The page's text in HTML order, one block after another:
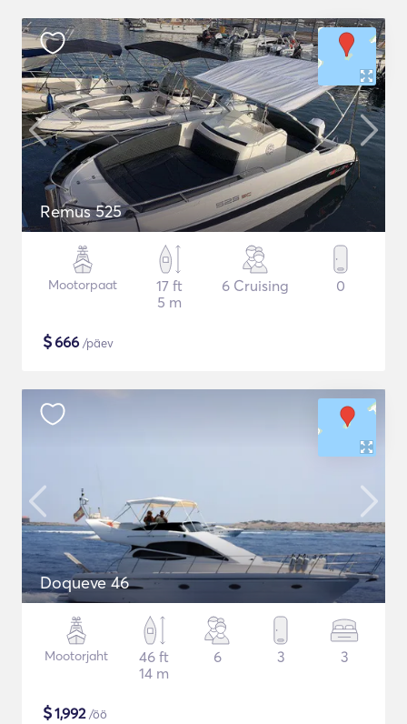
Remus 525
Mootorpaat
17 ft
5 m
6 Cruising 0
$666 /päev
Doqueve 46
Mootorjaht
46 ft
14 m
6 3 3
$1,992/öö